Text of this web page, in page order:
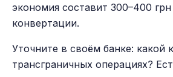
экономия составит 300–400
конвертации.
Уточните в своём банке: какой
трансграничных операциях?